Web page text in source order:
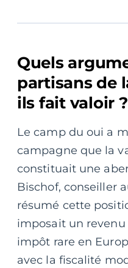
Quels
partisans de
ils fait valoir ?
Le camp du oui a
campagne que la
constituait une
Bischof, conseiller
résumé cette
imposait un
impôt rare en
avec la fiscalité